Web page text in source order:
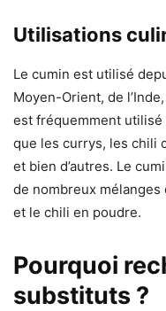
Utilisations
Le cumin est utilisé
Moyen-Orient, de
est fréquemment
que les currys, les chili
et bien d’autres. Le
de nombreux mélanges
et le chili en poudre.
Pourquoi
substituts ?